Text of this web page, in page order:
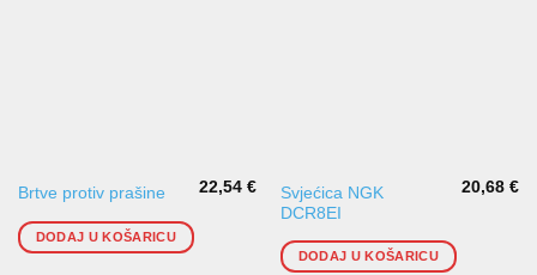
Brtve protiv prašine 22,54€
DODAJ U KOŠARICU
Svjećica NGK
DCR8EI
20,68€
DODAJ U KOŠARICU